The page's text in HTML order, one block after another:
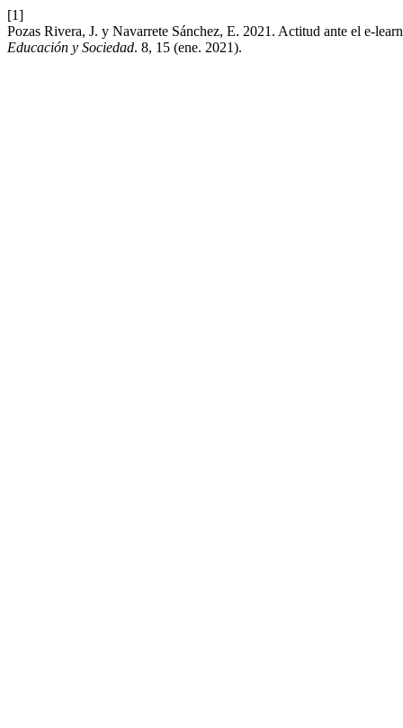
[1]
Pozas Rivera, J. y Navarrete Sánchez, E. 2021. Actitud ante el e-
Educación y Sociedad. 8, 15 (ene. 2021).